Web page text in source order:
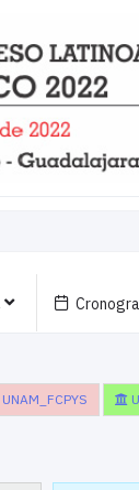
UNAM_FCPYS